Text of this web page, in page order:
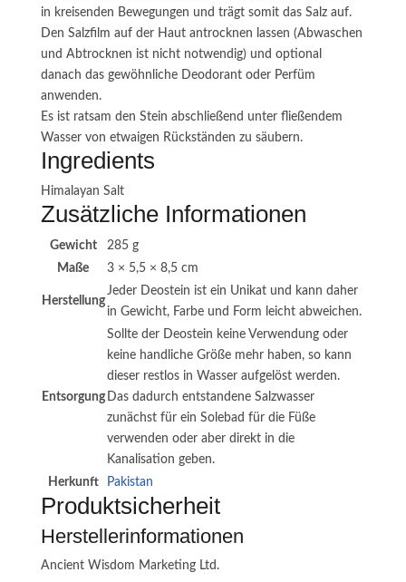
in kreisenden Bewegungen und trägt somit das Salz auf.
Den Salzfilm auf der Haut antrocknen lassen (Abwaschen
und Abtrocknen ist nicht notwendig) und optional
danach das gewöhnliche Deodorant oder Perfüm
anwenden.
Es ist ratsam den Stein abschließend unter fließendem
Wasser von etwaigen Rückständen zu säubern.
Ingredients
Himalayan Salt
Zusätzliche Informationen
Gewicht
285 g
Maße
3 × 5,5 × 8,5 cm
Herstellung
Jeder Deostein ist ein Unikat und kann daher
in Gewicht, Farbe und Form leicht abweichen.
Entsorgung
Sollte der Deostein keine Verwendung oder
keine handliche Größe mehr haben, so kann
dieser restlos in Wasser aufgelöst werden.
Das dadurch entstandene Salzwasser
zunächst für ein Solebad für die Füße
verwenden oder aber direkt in die
Kanalisation geben.
Herkunft
Pakistan
Produktsicherheit
Herstellerinformationen
Ancient Wisdom Marketing Ltd.